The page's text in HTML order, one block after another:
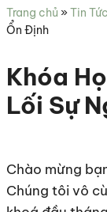
sức
khỏe
Trang chủ »Tin Tức
Ổn Định
Khóa
Lối Sự
Chào mừng
Chúng tôi vô